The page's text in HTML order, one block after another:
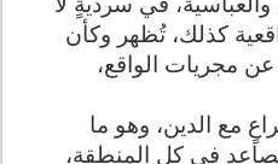
كذلك، تُظهر وكأن
عن مجريات الواقع،
مع الدين، وهو ما
في كل المنطقة،